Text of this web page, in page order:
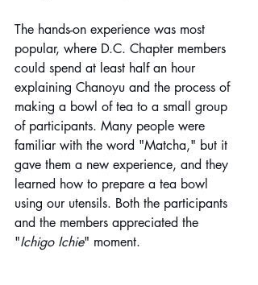
The hands-on experience was most
popular, where D.C. Chapter members
could spend at least half an hour
explaining Chanoyu and the process of
making a bowl of tea to a small group
of participants. Many people were
familiar with the word "Matcha," but it
gave them a new experience, and they
learned how to prepare a tea bowl
using our utensils. Both the participants
and the members appreciated the
"Ichigo Ichie" moment.